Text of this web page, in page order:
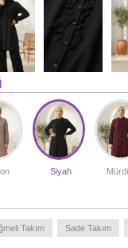
Siyah
Takım Sade Takım